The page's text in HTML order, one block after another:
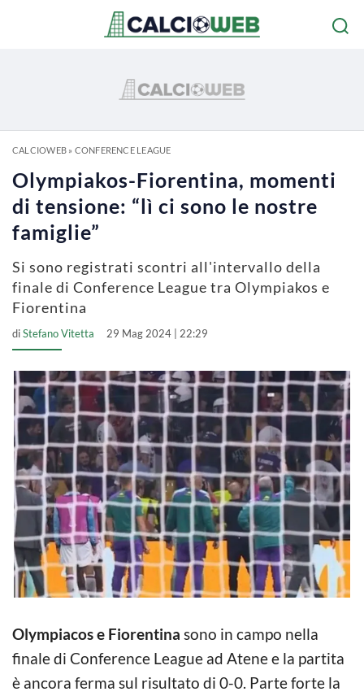
CALCIOWEB» CONFERENCE LEAGUE
Olympiakos-Fiorentina, momenti
di tensione: “lì ci sono le nostre
famiglie”
Si sono registrati scontri all'intervallo della
finale di Conference League tra Olympiakos e
Fiorentina
diStefano Vitetta 29 Mag 2024 | 22:29
Olympiacos e Fiorentina sono in campo nella
finale di Conference League ad Atene e la partita
è ancora ferma sul risultato di 0-0. Parte forte la